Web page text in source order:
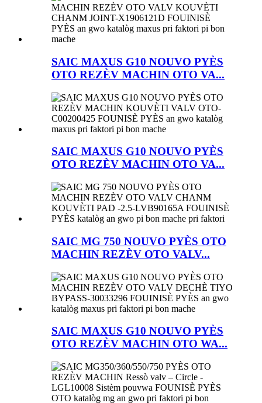
SAIC MAXUS G10 NOUVO PYÈS
OTO REZÈV MACHIN OTO VA...
SAIC MAXUS G10 NOUVO PYÈS
OTO REZÈV MACHIN OTO VA...
SAIC MG 750 NOUVO PYÈS OTO
MACHIN REZÈV OTO VALV...
SAIC MAXUS G10 NOUVO PYÈS
OTO REZÈV MACHIN OTO WA...